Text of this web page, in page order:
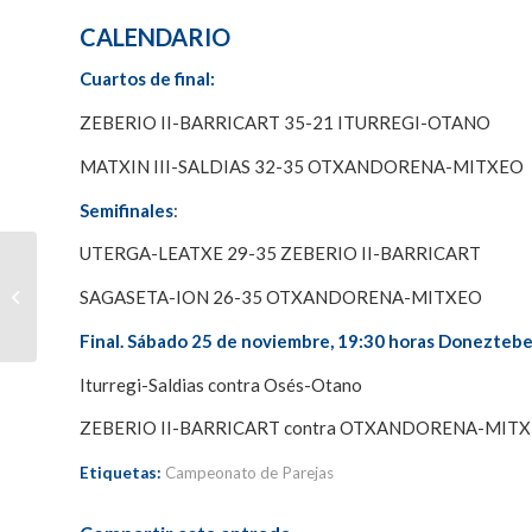
CALENDARIO
Cuartos de final:
ZEBERIO II-BARRICART 35-21 ITURREGI-OTANO
MATXIN III-SALDIAS 32-35 OTXANDORENA-MITXEO
Semifinales:
UTERGA-LEATXE 29-35 ZEBERIO II-BARRICART
SAGASETA-ION 26-35 OTXANDORENA-MITXEO
Final. Sábado 25 de noviembre, 19:30 horas
Iturregi-Saldias contra Osés-Otano
ZEBERIO II-BARRICART contra OTXANDORENA-
Etiquetas: Campeonato de Parejas
Zeberio II-Barricart y
pasan a la final del
Campeonato de...